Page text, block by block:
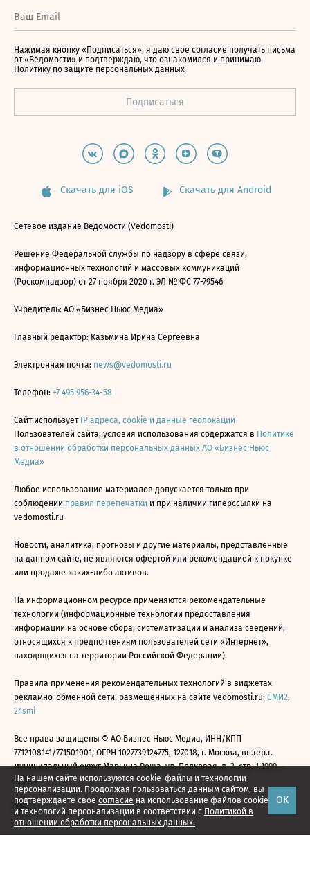
На нашем сайте используются cookie-файлы и технологии
персонализации. Продолжая пользоваться данным сайтом, вы
подтверждаете свое согласие на использование файлов cookie
и технологий персонализации в соответствии с Политикой в
отношении обработки персональных данных.
ОК
Нажимая кнопку «Подписаться», я даю свое согласие получать письма
от «Ведомости» и подтверждаю, что ознакомился и принимаю
Политику по защите персональных данных
Скачать для iOS Скачать для Android
Сетевое издание Ведомости (Vedomosti)
Решение Федеральной службы по надзору в сфере связи,
информационных технологий и массовых коммуникаций
(Роскомнадзор) от 27 ноября 2020 г. ЭЛ № ФС 77-79546
Учредитель: АО «Бизнес Ньюс Медиа»
Главный редактор: Казьмина Ирина Сергеевна
Электронная почта: news@vedomosti.ru
Телефон: +7 495 956-34-58
Сайт использует IP адреса, cookie и данные геолокации
Пользователей сайта, условия использования содержатся в Политике
в отношении обработки персональных данных АО «Бизнес Ньюс
Медиа»
Любое использование материалов допускается только при
соблюдении правил перепечатки и при наличии гиперссылки на
vedomosti.ru
Новости, аналитика, прогнозы и другие материалы, представленные
на данном сайте, не являются офертой или рекомендацией к покупке
или продаже каких-либо активов.
На информационном ресурсе применяются рекомендательные
технологии (информационные технологии предоставления
информации на основе сбора, систематизации и анализа сведений,
относящихся к предпочтениям пользователей сети «Интернет»,
находящихся на территории Российской Федерации).
Правила применения рекомендательных технологий в виджетах
рекламно-обменной сети, размещенных на сайте vedomosti.ru: СМИ2,
24smi
Все права защищены © АО Бизнес Ньюс Медиа, ИНН/КПП
7712108141/771501001, ОГРН 1027739124775, 127018, г. Москва, вн.тер.г.
муниципальный округ Марьина Роща, ул. Полковая, д. 3, стр. 1 1999—
2026